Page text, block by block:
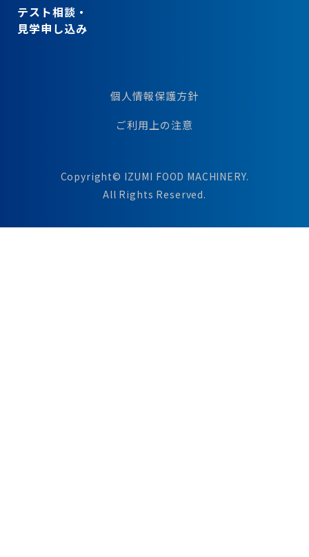
テスト相談・
見学申し込み
個人情報保護方針
ご利用上の注意
Copyright© IZUMI FOOD MACHINERY.
All Rights Reserved.